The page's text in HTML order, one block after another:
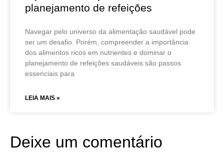
planejamento de refeições
Navegar pelo universo da alimentação saudável pode
ser um desafio. Porém, compreender a importância
dos alimentos ricos em nutrientes e dominar o
planejamento de refeições saudáveis são passos
essenciais para
LEIA MAIS »
Deixe um comentário